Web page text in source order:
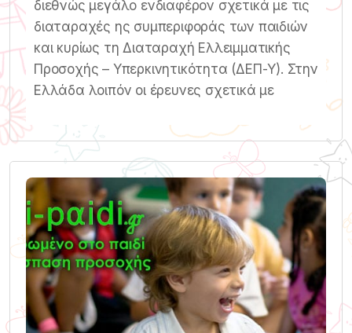
διεθνώς μεγάλο ενδιαφέρον σχετικά με τις
διαταραχές ης συμπεριφοράς των παιδιών
και κυρίως τη Διαταραχή Ελλειμματικής
Προσοχής – Υπερκινητικότητα (ΔΕΠ-Υ). Στην
Ελλάδα λοιπόν οι έρευνες σχετικά με